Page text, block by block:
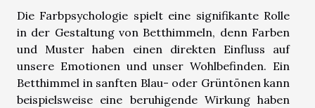
Die Farbpsychologie spielt eine signifikante Rolle
in der Gestaltung von Betthimmeln, denn Farben
und Muster haben einen direkten Einfluss auf
unsere Emotionen und unser Wohlbefinden. Ein
Betthimmel in sanften Blau- oder Grüntönen kann
beispielsweise eine beruhigende Wirkung haben